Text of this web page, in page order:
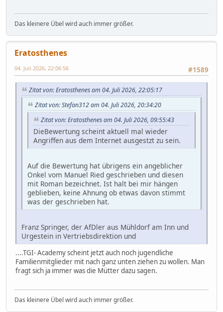
Das kleinere Übel wird auch immer größer.
Eratosthenes
#1589
04. Juli 2026, 22:06:56
Zitat von: Eratosthenes am 04. Juli 2026, 22:05:17
Zitat von: Stefan312 am 04. Juli 2026, 20:34:20
Zitat von: Eratosthenes am 04. Juli 2026, 09:55:43
DieBewertung scheint aktuell mal wieder
Angriffen aus dem Internet ausgestzt zu sein.
Auf die Bewertung hat übrigens ein angeblicher
Onkel vom Manuel Ried geschrieben und diesen
mit Roman bezeichnet. Ist halt bei mir hängen
geblieben, keine Ahnung ob etwas davon stimmt
was der geschrieben hat.
Franz Springer, der AfDler aus Mühldorf am Inn und
Urgestein in Vertriebsdirektion und
....TGI- Academy scheint jetzt auch noch jugendliche
Familienmitglieder mit nach ganz unten ziehen zu wollen. Man
fragt sich ja immer was die Mütter dazu sagen.
Das kleinere Übel wird auch immer größer.